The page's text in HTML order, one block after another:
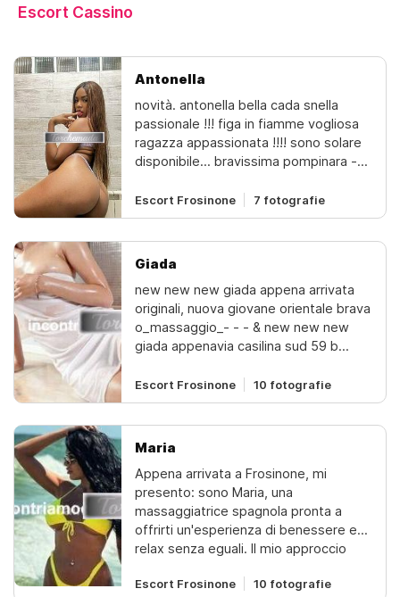
Escort Cassino
Antonella
novità. antonella bella cada snella
passionale !!! figa in fiamme vogliosa
ragazza appassionata !!!! sono solare
disponibile... bravissima pompinara -
indimenticabilese ti piace posso farti
tutti i giochini giusti!!! alla fine mi
piace tanto fare il 69 e anche
prenderlo fino in fondo ... ti aspetto
con bellissima biancheria intimami
piace giocare e fare del gran
sesso...bravissima massaggiatrice
corpo su corpo ... relax assoluto !!!
Escort Frosinone 7 fotografie
Giada
new new new giada appena arrivata
originali, nuova giovane orientale brava
o_massaggio_- - - & new new new
giada appenavia casilina sud 59 b
lidi e pur-spin .dietro holtel
myresaperto tutti giorni
Escort Frosinone 10 fotografie
Maria
Appena arrivata a Frosinone, mi
presento: sono Maria, una
massaggiatrice spagnola pronta a
offrirti un'esperienza di benessere e
relax senza eguali. Il mio approccio
dal tantra al corpo a corpo, studiato
Escort Frosinone 10 fotografie